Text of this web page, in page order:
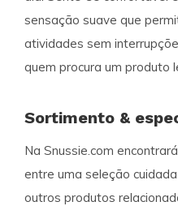
sensação suave que
atividades sem
quem procura um produto
Sortimento &
Na Snussie.com
entre uma seleção
outros produtos